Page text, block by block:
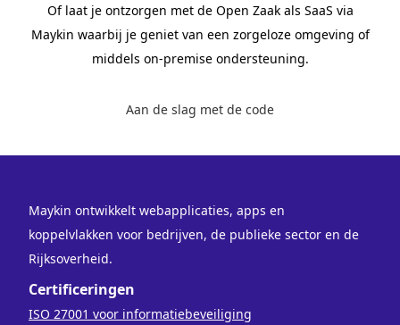
Of laat je ontzorgen met de Open Zaak als SaaS via
Maykin waarbij je geniet van een zorgeloze omgeving of
middels on-premise ondersteuning.
Aan de slag met de code
Maykin ontwikkelt webapplicaties, apps en
koppelvlakken voor bedrijven, de publieke sector en de
Rijksoverheid.
Certificeringen
ISO 27001 voor informatiebeveiliging